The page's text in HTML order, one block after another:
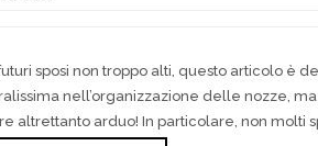
sposi non troppo alti, questo articolo è
nell’organizzazione delle nozze,
altrettanto arduo! In particolare, non molti